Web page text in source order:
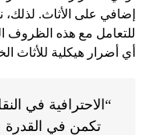
إضافي على الأثاث.
للتعامل مع هذه الظروف
أي أضرار هيكلية للأثاث
“الاحترافية في
تكمن في القدرة